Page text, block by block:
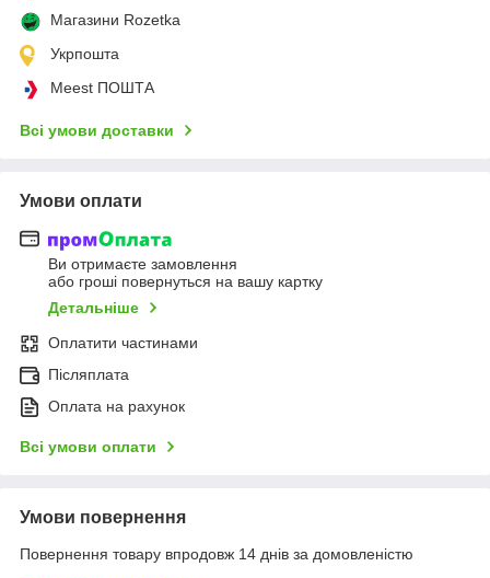
Магазини Rozetka
Укрпошта
Meest ПОШТА
Всі умови доставки
Умови оплати
Ви отримаєте замовлення
або гроші повернуться на вашу картку
Детальніше
Оплатити частинами
Післяплата
Оплата на рахунок
Всі умови оплати
Умови повернення
Повернення товару впродовж 14 днів за домовленістю